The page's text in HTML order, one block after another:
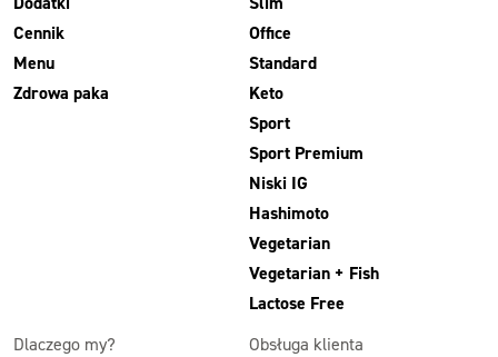
Cennik
Menu
Zdrowa paka
Office
Standard
Keto
Sport
Sport Premium
Niski IG
Hashimoto
Vegetarian
Vegetarian + Fish
Lactose Free
Dlaczego my? Obsługa klienta